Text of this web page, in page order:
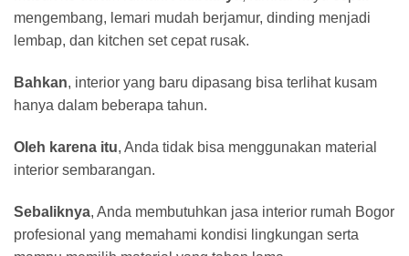
mengembang, lemari mudah berjamur, dinding menjadi
lembap, dan kitchen set cepat rusak.
Bahkan, interior yang baru dipasang bisa terlihat kusam
hanya dalam beberapa tahun.
Oleh karena itu, Anda tidak bisa menggunakan material
interior sembarangan.
Sebaliknya, Anda membutuhkan jasa interior rumah Bogor
profesional yang memahami kondisi lingkungan serta